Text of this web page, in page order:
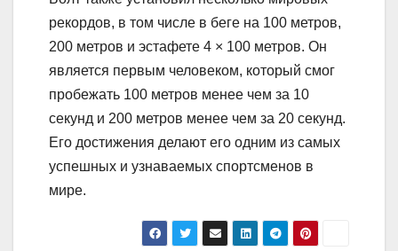
рекордов, в том числе в беге на 100 метров,
200 метров и эстафете 4 × 100 метров. Он
является первым человеком, который смог
пробежать 100 метров менее чем за 10
секунд и 200 метров менее чем за 20 секунд.
Его достижения делают его одним из самых
успешных и узнаваемых спортсменов в
мире.